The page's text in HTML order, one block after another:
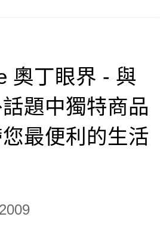
奧丁眼界 - 與
題中獨特商品
最便利的生活